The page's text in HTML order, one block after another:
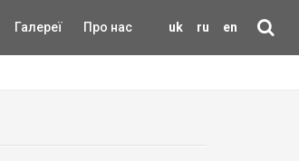
uk ru en
Галереї Про нас